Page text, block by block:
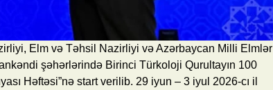
Elm və Təhsil Nazirliyi və Azərbaycan Milli Elmlər
şəhərlərində Birinci Türkoloji Qurultayın 100
Həftəsi”nə start verilib. 29 iyun – 3 iyul 2026-cı il